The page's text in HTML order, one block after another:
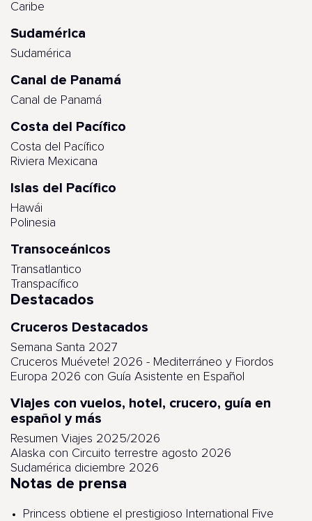
Caribe
Sudamérica
Sudamérica
Canal de Panamá
Canal de Panamá
Costa del Pacífico
Costa del Pacífico
Riviera Mexicana
Islas del Pacífico
Hawái
Polinesia
Transoceánicos
Transatlantico
Transpacífico
Destacados
Cruceros Destacados
Semana Santa 2027
Cruceros Muévete! 2026 - Mediterráneo y Fiordos
Europa 2026 con Guía Asistente en Español
Viajes con vuelos, hotel, crucero, guía en
español y más
Resumen Viajes 2025/2026
Alaska con Circuito terrestre agosto 2026
Sudamérica diciembre 2026
Notas de prensa
Princess obtiene el prestigioso International Five